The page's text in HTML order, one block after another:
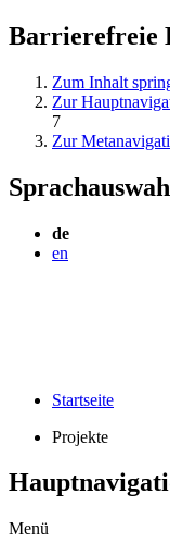
Barrierefreie
Zum Inhalt
Zur
7
Zur
de
en
Startseite
Projekte
Menü